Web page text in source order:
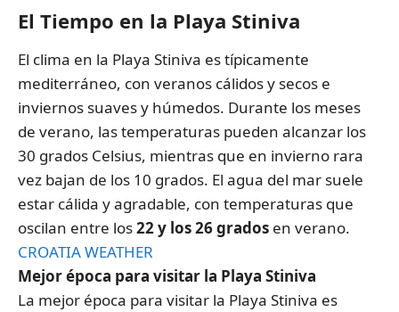
El Tiempo en la Playa Stiniva
El clima en la Playa Stiniva es típicamente
mediterráneo, con veranos cálidos y secos e
inviernos suaves y húmedos. Durante los meses
de verano, las temperaturas pueden alcanzar los
30 grados Celsius, mientras que en invierno rara
vez bajan de los 10 grados. El agua del mar suele
estar cálida y agradable, con temperaturas que
oscilan entre los22 y los 26 grados en verano.
CROATIA WEATHER
Mejor época para visitar la Playa Stiniva
La mejor época para visitar la Playa Stiniva es